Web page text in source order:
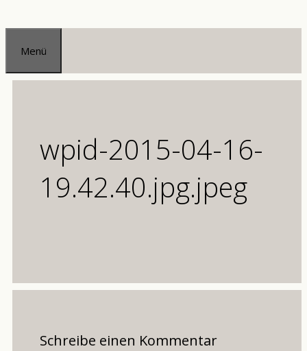
Zum
Inhalt
springen
Menü
wpid-2015-04-16-
19.42.40.jpg.jpeg
Schreibe einen Kommentar